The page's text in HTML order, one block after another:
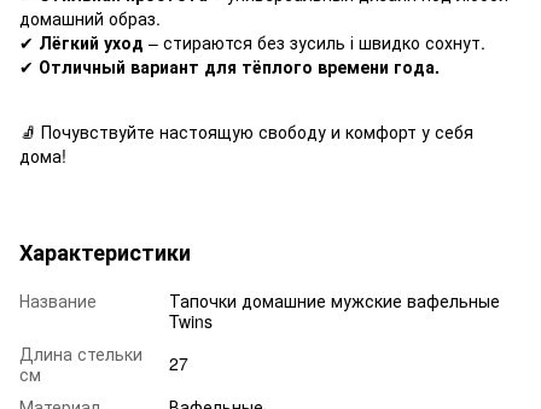
домашний образ.
✔ Лёгкий уход – стираются без зусиль і швидко сохнут.
✔ Отличный вариант для тёплого времени года.
🧦 Почувствуйте настоящую свободу и комфорт у себя
дома!
Характеристики
Название
Тапочки домашние мужские вафельные
Twins
Длина стельки
см
27